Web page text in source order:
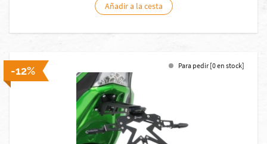
Añadir a la cesta
-12% Para pedir [0 en stock]